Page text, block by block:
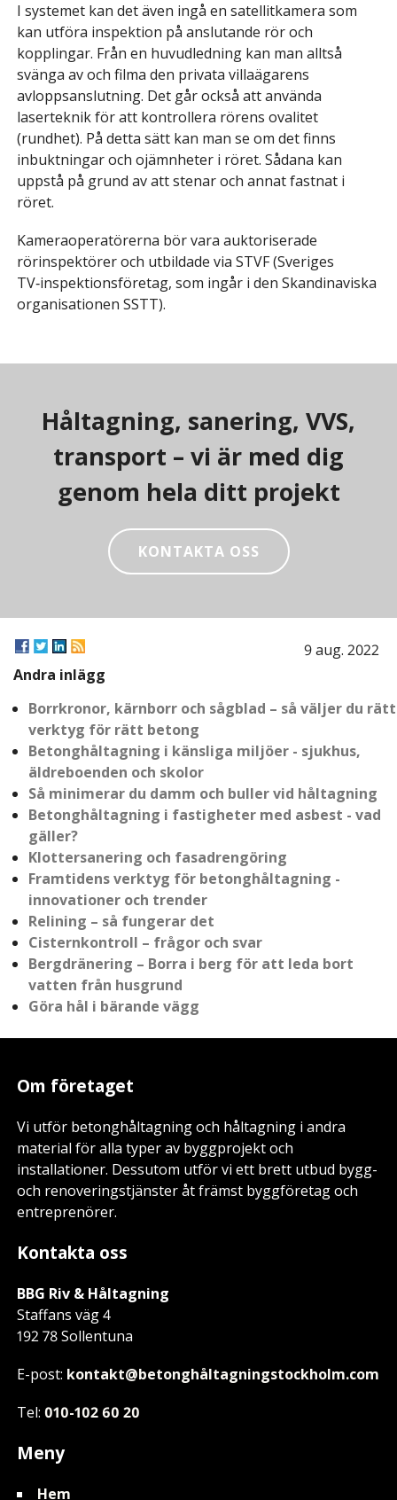
I systemet kan det även ingå en satellitkamera som
kan utföra inspektion på anslutande rör och
kopplingar. Från en huvudledning kan man alltså
svänga av och filma den privata villaägarens
avloppsanslutning. Det går också att använda
laserteknik för att kontrollera rörens ovalitet
(rundhet). På detta sätt kan man se om det finns
inbuktningar och ojämnheter i röret. Sådana kan
uppstå på grund av att stenar och annat fastnat i
röret.
Kameraoperatörerna bör vara auktoriserade
rörinspektörer och utbildade via STVF (Sveriges
TV‑inspektionsföretag, som ingår i den Skandinaviska
organisationen SSTT).
Håltagning, sanering, VVS,
transport – vi är med dig
genom hela ditt projekt
KONTAKTA OSS
9 aug. 2022
Andra inlägg
Borrkronor, kärnborr och sågblad – så väljer du rätt
verktyg för rätt betong
Betonghåltagning i känsliga miljöer - sjukhus,
äldreboenden och skolor
Så minimerar du damm och buller vid håltagning
Betonghåltagning i fastigheter med asbest - vad
gäller?
Klottersanering och fasadrengöring
Framtidens verktyg för betonghåltagning -
innovationer och trender
Relining – så fungerar det
Cisternkontroll – frågor och svar
Bergdränering – Borra i berg för att leda bort
vatten från husgrund
Göra hål i bärande vägg
Om företaget
Vi utför betonghåltagning och håltagning i andra
material för alla typer av byggprojekt och
installationer. Dessutom utför vi ett brett utbud bygg-
och renoveringstjänster åt främst byggföretag och
entreprenörer.
Kontakta oss
BBG Riv & Håltagning
Staffans väg 4
192 78 Sollentuna
E-post: kontakt@betonghåltagningstockholm.com
Tel:010-102 60 20
Meny
Hem